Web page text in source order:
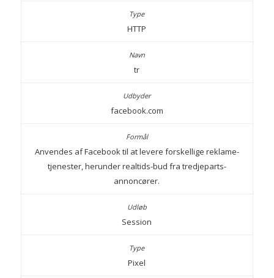
HTTP
tr
facebook.com
Anvendes af Facebook til at levere forskellige reklame-
tjenester, herunder realtids-bud fra tredjeparts-
annoncører.
Session
Pixel